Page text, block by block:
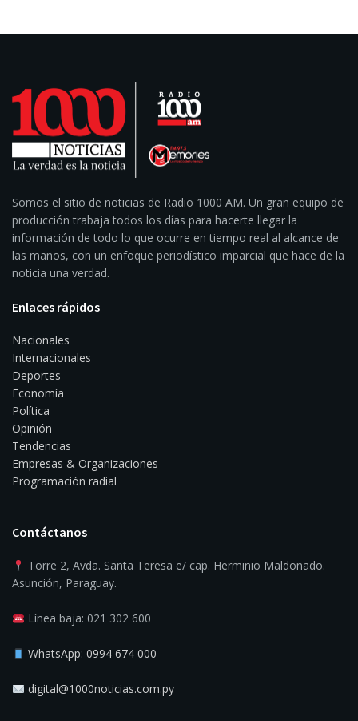
Somos el sitio de noticias de Radio 1000 AM. Un gran equipo de
producción trabaja todos los días para hacerte llegar la
información de todo lo que ocurre en tiempo real al alcance de
las manos, con un enfoque periodístico imparcial que hace de la
noticia una verdad.
Enlaces rápidos
Nacionales
Internacionales
Deportes
Economía
Política
Opinión
Tendencias
Empresas & Organizaciones
Programación radial
Contáctanos
Torre 2, Avda. Santa Teresa e/ cap. Herminio Maldonado.
Asunción, Paraguay.
Línea baja: 021 302 600
WhatsApp: 0994 674 000
digital@1000noticias.com.py